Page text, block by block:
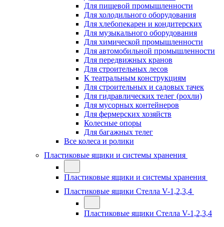
Для пищевой промышленности
Для холодильного оборудования
Для хлебопекарен и кондитерских
Для музыкального оборудования
Для химической промышленности
Для автомобильной промышленности
Для передвижных кранов
Для строительных лесов
К театральным конструкциям
Для строительных и садовых тачек
Для гидравлических телег (рохли)
Для мусорных контейнеров
Для фермерских хозяйств
Колесные опоры
Для багажных телег
Все колеса и ролики
Пластиковые ящики и системы хранения
Пластиковые ящики и системы хранения
Пластиковые ящики Стелла V-1,2,3,4
Пластиковые ящики Стелла V-1,2,3,4